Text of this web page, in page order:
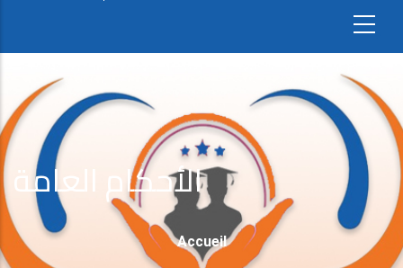
الأحكام العامة
Fil
Accueil